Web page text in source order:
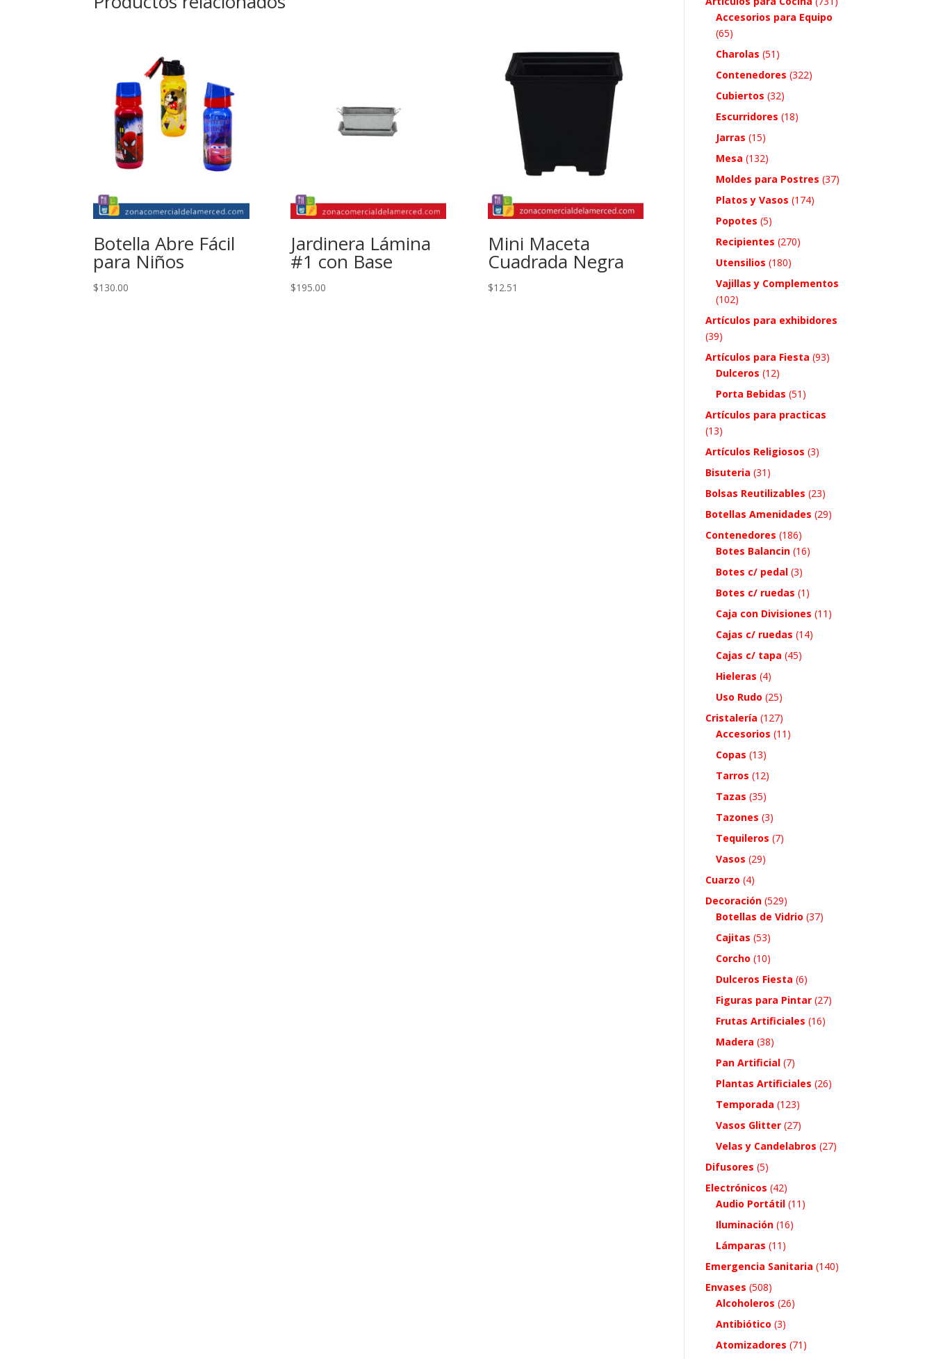
Botella Abre Fácil
para Niños
$130.00
Jardinera Lámina
#1 con Base
$195.00
Mini Maceta
Cuadrada Negra
$12.51
Accesorios para Equipo
(65)
Charolas (51)
Contenedores (322)
Cubiertos (32)
Escurridores (18)
Jarras (15)
Mesa (132)
Moldes para Postres (37)
Platos y Vasos (174)
Popotes (5)
Recipientes (270)
Utensilios (180)
Vajillas y Complementos
(102)
Artículos para exhibidores
(39)
Artículos para Fiesta (93)
Dulceros (12)
Porta Bebidas (51)
Artículos para practicas
(13)
Artículos Religiosos (3)
Bisuteria (31)
Bolsas Reutilizables (23)
Botellas Amenidades (29)
Contenedores (186)
Botes Balancin (16)
Botes c/ pedal (3)
Botes c/ ruedas (1)
Caja con Divisiones (11)
Cajas c/ ruedas (14)
Cajas c/ tapa (45)
Hieleras (4)
Uso Rudo (25)
Cristalería (127)
Accesorios (11)
Copas (13)
Tarros (12)
Tazas (35)
Tazones (3)
Tequileros (7)
Vasos (29)
Cuarzo (4)
Decoración (529)
Botellas de Vidrio (37)
Cajitas (53)
Corcho (10)
Dulceros Fiesta (6)
Figuras para Pintar (27)
Frutas Artificiales (16)
Madera (38)
Pan Artificial (7)
Plantas Artificiales (26)
Temporada (123)
Vasos Glitter (27)
Velas y Candelabros (27)
Difusores (5)
Electrónicos (42)
Audio Portátil (11)
Iluminación (16)
Lámparas (11)
Emergencia Sanitaria (140)
Envases (508)
Alcoholeros (26)
Antibiótico (3)
Atomizadores (71)